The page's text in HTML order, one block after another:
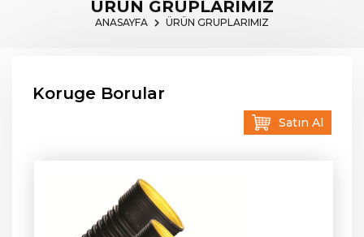
ÜRÜN GRUPLARIMIZ
ANASAYFA ÜRÜN GRUPLARIMIZ
Koruge Borular
Satın Al